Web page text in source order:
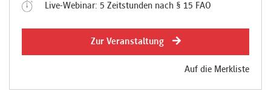
Live-Webinar: 5 Zeitstunden nach § 15 FAO
Zur Veranstaltung
Auf die Merkliste